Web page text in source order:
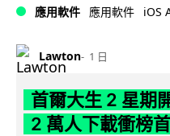
應用軟件 應用軟件 iOS
Lawton 1 日
首爾大生 2 星期
2 萬人下載衝榜首